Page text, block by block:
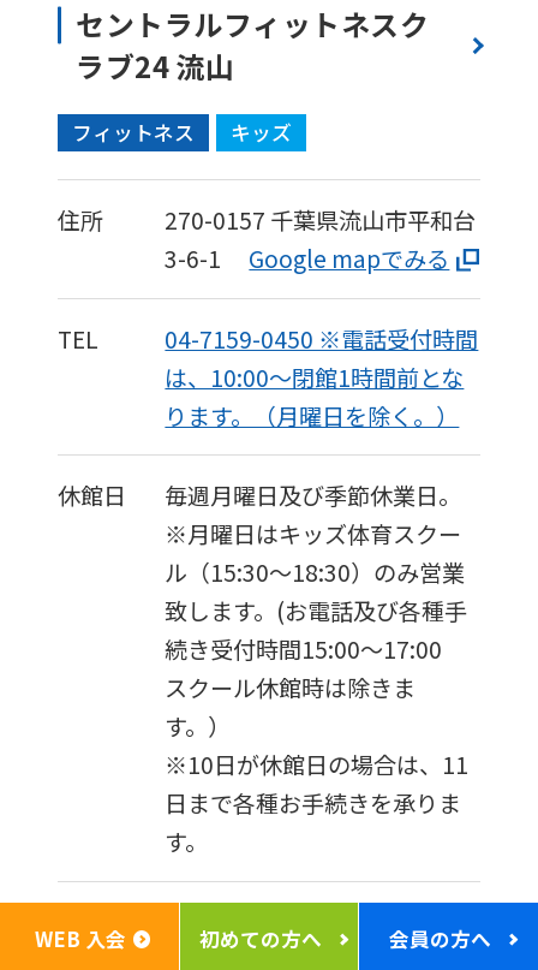
セントラルフィットネスク
ラブ24 流山
フィットネス キッズ
住所 270-0157 千葉県流山市平和台
3-6-1
Google mapでみる
TEL
04-7159-0450 ※電話受付時間
は、10:00〜閉館1時間前とな
ります。（月曜日を除く。）
休館日
毎週月曜日及び季節休業日。
※月曜日はキッズ体育スクー
ル（15:30〜18:30）のみ営業
致します。(お電話及び各種手
続き受付時間15:00〜17:00
スクール休館時は除きま
す。）
※10日が休館日の場合は、11
日まで各種お手続きを承りま
す。
WEB 入会 初めての方へ 会員の方へ